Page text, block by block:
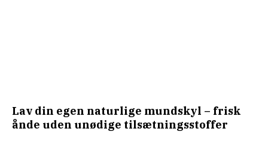
Lav din egen naturlige mundskyl – frisk
ånde uden unødige tilsætningsstoffer